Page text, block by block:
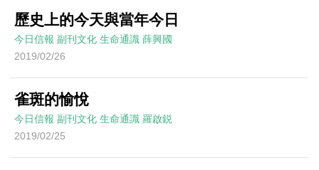
歷史上的今天與當年今日
今日信報 副刊文化 生命通識 薛興國
2019/02/26
雀斑的愉悅
今日信報 副刊文化 生命通識 羅啟鋭
2019/02/25